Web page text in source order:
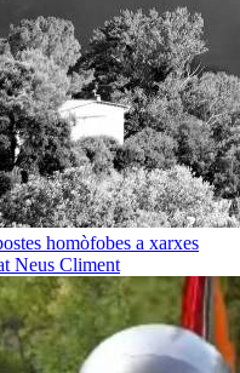
homòfobes a xarxes
Neus Climent